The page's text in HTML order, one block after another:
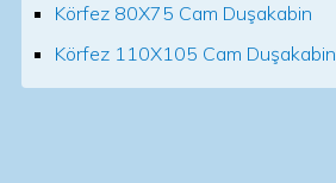
Körfez 80X75 Cam Duşakabin
Körfez 110X105 Cam Duşakabin